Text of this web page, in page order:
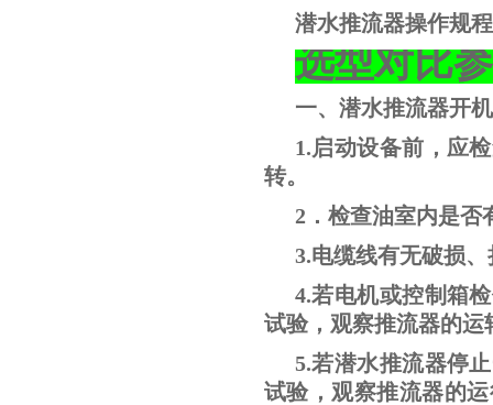
潜水推流器操作规程
选型对比
一、潜水推流器开
1.启动设备前，应
转。
2．检查油室内是否
3.电缆线有无破损
4.若电机或控制箱
试验，观察推流器的
5.若潜水推流器停
试验，观察推流器的